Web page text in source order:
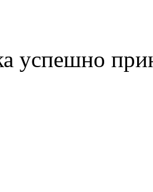
успешно